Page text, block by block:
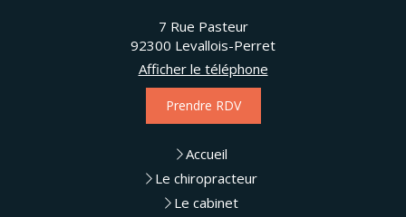
7 Rue Pasteur
92300 Levallois-Perret
Afficher le téléphone
Prendre RDV
Accueil
Le chiropracteur
Le cabinet